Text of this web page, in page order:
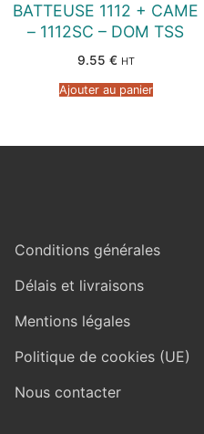
BATTEUSE 1112 + CAME
– 1112SC – DOM TSS
9.55 € HT
Ajouter au panier
Conditions générales
Délais et livraisons
Mentions légales
Politique de cookies (UE)
Nous contacter